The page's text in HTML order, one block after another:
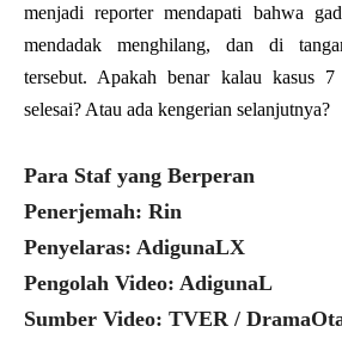
menjadi reporter mendapati bahwa
mendadak menghilang, dan di
tersebut. Apakah benar kalau kasus
selesai? Atau ada kengerian selanjutnya?
Para Staf yang Berperan
Penerjemah: Rin
Penyelaras: AdigunaLX
Pengolah Video: AdigunaL
Sumber Video: TVER /